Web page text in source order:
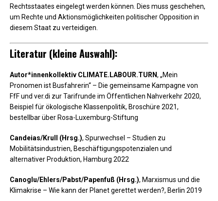
Rechtsstaates eingelegt werden können. Dies muss geschehen,
um Rechte und Aktionsmöglichkeiten politischer Opposition in
diesem Staat zu verteidigen.
Literatur (kleine Auswahl):
Autor*innenkollektiv CLIMATE.LABOUR.TURN, „Mein
Pronomen ist Busfahrerin“ – Die gemeinsame Kampagne von
FfF und ver.di zur Tarifrunde im Öffentlichen Nahverkehr 2020,
Beispiel für ökologische Klassenpolitik, Broschüre 2021,
bestellbar über Rosa-Luxemburg-Stiftung
Candeias/Krull (Hrsg.), Spurwechsel – Studien zu
Mobilitätsindustrien, Beschäftigungspotenzialen und
alternativer Produktion, Hamburg 2022
Canoglu/Ehlers/Pabst/Papenfuß (Hrsg.), Marxismus und die
Klimakrise – Wie kann der Planet gerettet werden?, Berlin 2019